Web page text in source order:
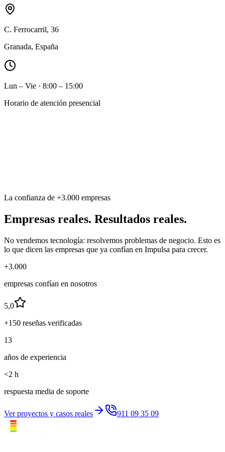
C. Ferrocarril, 36
Granada, España
Lun – Vie · 8:00 – 15:00
Horario de atención presencial
La confianza de +3.000 empresas
Empresas reales. Resultados reales.
No vendemos tecnología: resolvemos problemas de negocio. Esto es
lo que dicen las empresas que ya confían en Impulsa para crecer.
+3.000
empresas confían en nosotros
5,0
+150 reseñas verificadas
13
años de experiencia
<2 h
respuesta media de soporte
Ver proyectos y casos reales 911 09 35 09